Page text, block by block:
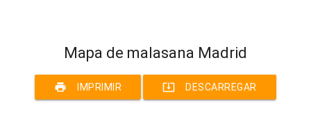
Mapa de malasana Madrid
print IMPRIMIR system_update_alt DESCARREGAR